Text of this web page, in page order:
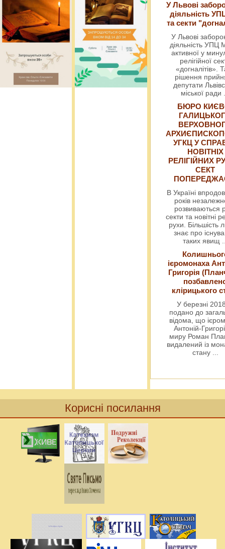
У Львові
діяльність
та секти
У Львові
діяльність УПЦ
активної у
релігійної
«догналітів».
рішення
депутати
міської ради
БЮРО
УГКЦ У
НОВІТНІХ
РЕЛІГІЙНИХ
СЕКТ
В Україні
років
розвиваються
секти та новітні
рухи. Більшість
знає про
таких явищ
ієромонаха
Григорія
клірицького
У березні
подано до
відома, що
Антоній-
миру Роман
видалений із
стану ...
Корисні посилання